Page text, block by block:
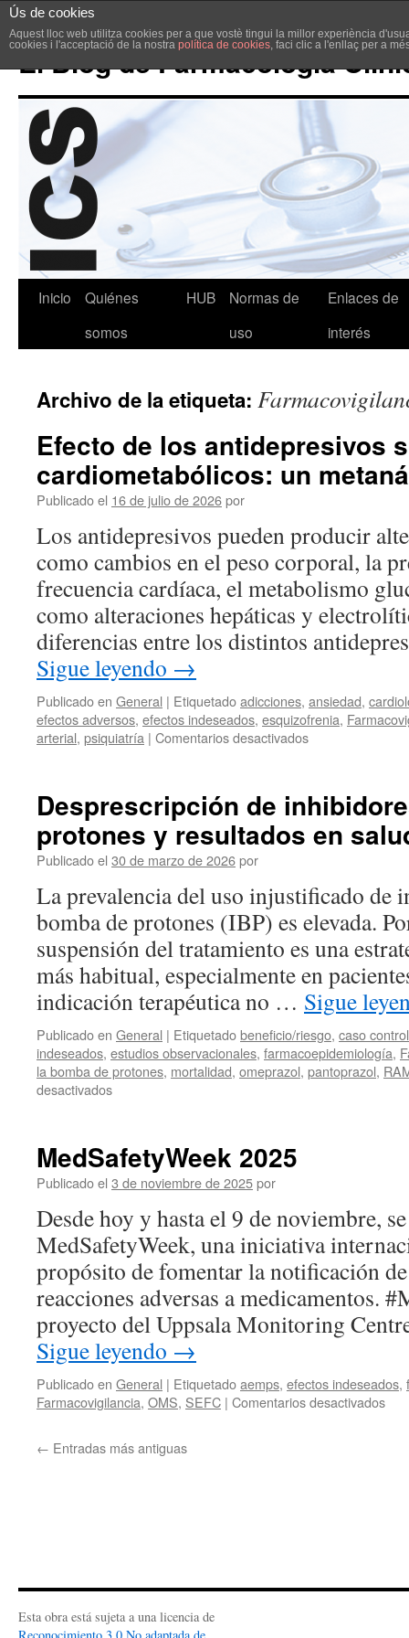
Ús de cookies
Aquest lloc web utilitza cookies per a que vostè tingui la millor experiència
cookies i l'acceptació de la nostra política de cookies, faci clic a l'enllaç per a
El Blog de Farmacología
Inicio
Quiénes
somos
HUB
Normas de
uso
Enlaces de
interés
Archivo de la etiqueta:
Efecto de los antidepresivos
cardiometabólicos: un
Publicado el 16 de julio de 2026por
Los antidepresivos pueden producir
como cambios en el peso corporal, la
frecuencia cardíaca, el metabolismo
como alteraciones hepáticas y
diferencias entre los distintos
Sigue leyendo →
Publicado en General | Etiquetadoadicciones, ansiedad,
efectos adversos, efectos indeseados, esquizofrenia,
arterial, psiquiatría | Comentarios desactivados
Desprescripción de
protones y resultados en
Publicado el 30 de marzo de 2026por
La prevalencia del uso injustificado de
bomba de protones (IBP) es elevada.
suspensión del tratamiento es una
más habitual, especialmente en
indicación terapéutica no … Sigue
Publicado en General | Etiquetadobeneficio/riesgo, caso control
indeseados, estudios observacionales, farmacoepidemiología,
la bomba de protones, mortalidad, omeprazol, pantoprazol,
desactivados
MedSafetyWeek 2025
Publicado el 3 de noviembre de 2025por
Desde hoy y hasta el 9 de noviembre,
MedSafetyWeek, una iniciativa
propósito de fomentar la notificación de
reacciones adversas a medicamentos.
proyecto del Uppsala Monitoring
Sigue leyendo →
Publicado en General | Etiquetadoaemps, efectos indeseados,
Farmacovigilancia, OMS, SEFC | Comentarios desactivados
← Entradas más antiguas
Esta obra está sujeta a una licencia de